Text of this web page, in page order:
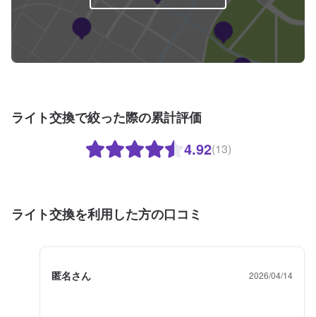
受付はスタッフへ「メンテモで予約しました」とお伝えください。ご案内い
たします。【定休日・営業時間】定休日：日曜日、祝日営業時間：
ライト交換で絞った際の累計評価
4.92(13)
ライト交換を利用した方の口コミ
匿名さん 2026/04/14